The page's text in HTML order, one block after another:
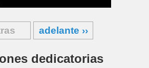
adelante ››
dedicatorias